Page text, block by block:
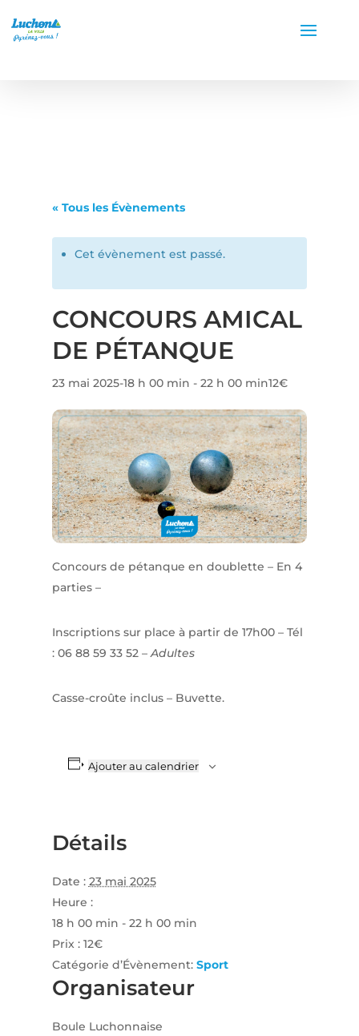
« Tous les Évènements
Cet évènement est passé.
CONCOURS AMICAL
DE PÉTANQUE
23 mai 2025-18 h 00 min - 22 h 00 min12€
Concours de pétanque en doublette – En 4
parties –
Inscriptions sur place à partir de 17h00 – Tél
: 06 88 59 33 52 –Adultes
Casse-croûte inclus – Buvette.
Ajouter au calendrier
Détails
Date : 23 mai 2025
Heure :
18 h 00 min - 22 h 00 min
Prix : 12€
Catégorie d’Évènement: Sport
Organisateur
Boule Luchonnaise